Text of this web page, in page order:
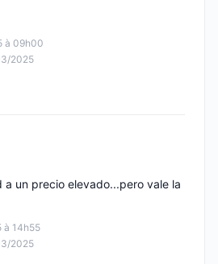
à 09h00
2025
à 14h55
2025
un precio elevado...pero vale la